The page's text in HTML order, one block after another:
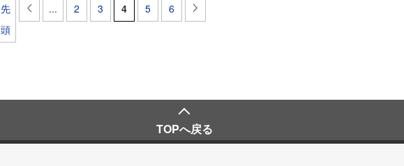
先
頭
... 2 3 4 5 6
TOPへ戻る